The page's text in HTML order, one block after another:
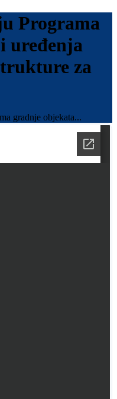
Programa
uređenja
za
gradnje objekata...